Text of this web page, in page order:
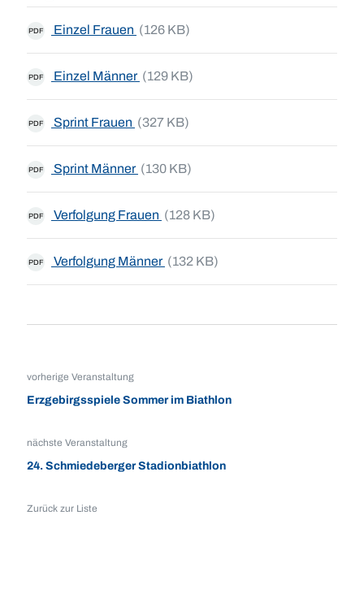
PDF Einzel Frauen (126 KB)
PDF Einzel Männer (129 KB)
PDF Sprint Frauen (327 KB)
PDF Sprint Männer (130 KB)
PDF Verfolgung Frauen (128 KB)
PDF Verfolgung Männer (132 KB)
vorherige Veranstaltung
Erzgebirgsspiele Sommer im Biathlon
nächste Veranstaltung
24. Schmiedeberger Stadionbiathlon
Zurück zur Liste